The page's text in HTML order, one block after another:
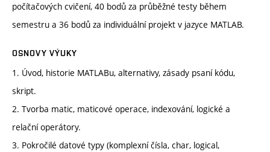
počítačových cvičení, 40 bodů za průběžné testy během
semestru a 36 bodů za individuální projekt v jazyce MATLAB.
OSNOVY VÝUKY
1. Úvod, historie MATLABu, alternativy, zásady psaní kódu,
skript.
2. Tvorba matic, maticové operace, indexování, logické a
relační operátory.
3. Pokročilé datové typy (komplexní čísla, char, logical,